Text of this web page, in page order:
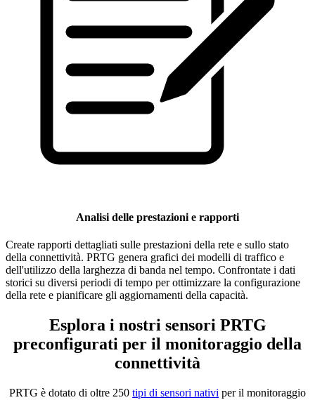
Analisi delle prestazioni e rapporti
Create rapporti dettagliati sulle prestazioni della rete e sullo stato
della connettività. PRTG genera grafici dei modelli di traffico e
dell'utilizzo della larghezza di banda nel tempo. Confrontate i dati
storici su diversi periodi di tempo per ottimizzare la configurazione
della rete e pianificare gli aggiornamenti della capacità.
Esplora i nostri sensori PRTG
preconfigurati per il monitoraggio della
connettività
PRTG è dotato di oltre 250 tipi di sensori nativi per il monitoraggio